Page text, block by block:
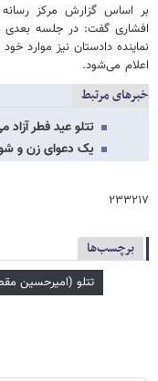
بر اساس گزارش مرکز
افشاری گفت: در جلسه بعدی
نماینده دادستان نیز موارد
اعلام می‌شود.
خبرهای مرتبط
تتلو عید فطر
یک دعوای زن و
۲۳۳۲۱۷
برچسب‌ها
تتلو (امیرحسین